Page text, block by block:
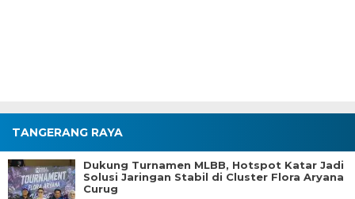
TANGERANG RAYA
Dukung Turnamen MLBB, Hotspot Katar Jadi
Solusi Jaringan Stabil di Cluster Flora Aryana
Curug